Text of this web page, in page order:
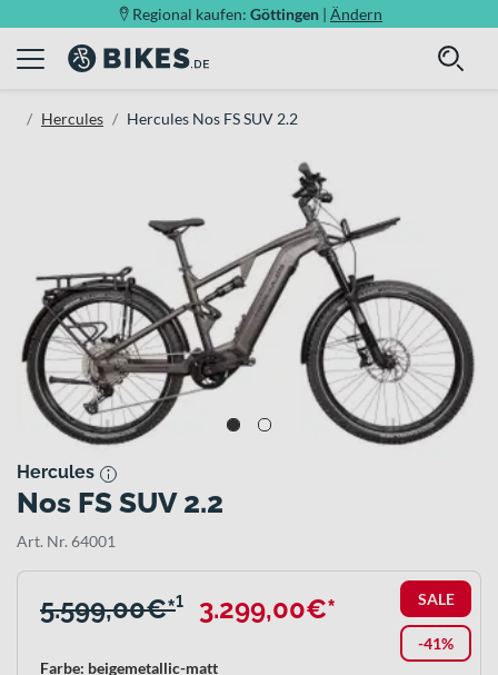
Regional kaufen: Göttingen | Ändern
Hercules Hercules Nos FS SUV 2.2
Hercules
Nos FS SUV 2.2
Art. Nr. 64001
SALE
-41%
5.599,00€*¹ 3.299,00€*
Farbe: beigemetallic-matt